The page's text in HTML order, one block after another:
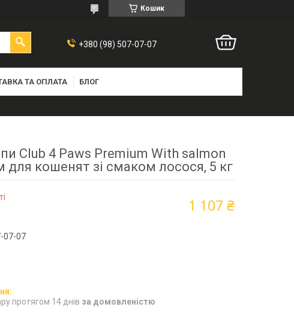
Кошик
+380 (98) 507-07-07
ТА ОПЛАТА БЛОГ
Club 4 Paws Premium With salmon
для кошенят зі смаком лосося, 5 кг
1 107 ₴
07-07
протягом 14 днів за домовленістю